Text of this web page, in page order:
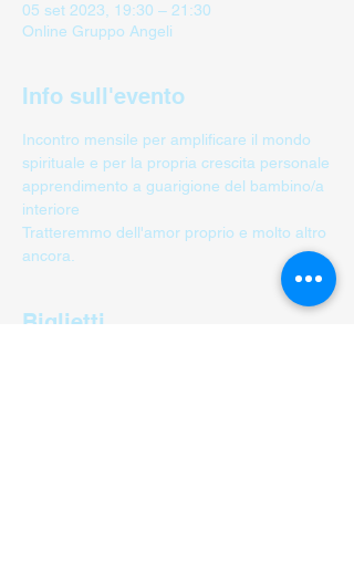
05 set 2023, 19:30 – 21:30
Online Gruppo Angeli
Info sull'evento
Incontro mensile per amplificare il mondo
spirituale e per la propria crescita personale
apprendimento a guarigione del bambino/a
interiore
Tratteremmo dell'amor proprio e molto altro
ancora.
Biglietti